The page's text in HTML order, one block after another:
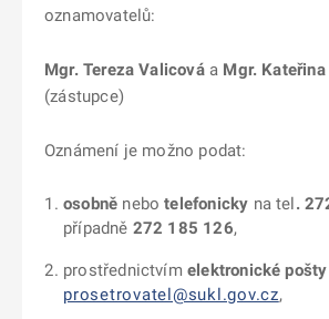
oznamovatelů:
Mgr. Tereza Valicováa Mgr.
(zástupce)
Oznámení je možno podat:
osobně nebotelefonicky na tel.
případně 272 185 126,
prostřednictvím elektronické
prosetrovatel@sukl.gov.cz,